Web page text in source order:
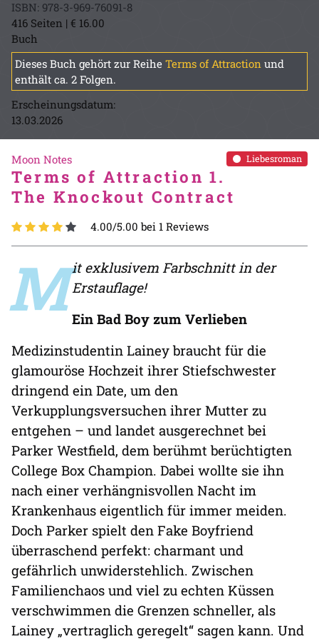
ISBN: 978-3-969-76091-8
416 Seiten | € 16.00
Buch
Dieses Buch gehört zur Reihe Terms of Attraction und
enthält ca. 2 Folgen.
Erscheinungsdatum:
13.03.2026
Liebesroman
Moon Notes
Terms of Attraction 1.
The Knockout Contract
4.00/5.00 bei 1 Reviews
M it exklusivem Farbschnitt in der
Erstauflage!
Ein Bad Boy zum Verlieben
Medizinstudentin Lainey braucht für die
glamouröse Hochzeit ihrer Stiefschwester
dringend ein Date, um den
Verkupplungsversuchen ihrer Mutter zu
entgehen – und landet ausgerechnet bei
Parker Westfield, dem berühmt berüchtigten
College Box Champion. Dabei wollte sie ihn
nach einer verhängnisvollen Nacht im
Krankenhaus eigentlich für immer meiden.
Doch Parker spielt den Fake Boyfriend
überraschend perfekt: charmant und
gefährlich unwiderstehlich. Zwischen
Familienchaos und viel zu echten Küssen
verschwimmen die Grenzen schneller, als
Lainey „vertraglich geregelt“ sagen kann. Und